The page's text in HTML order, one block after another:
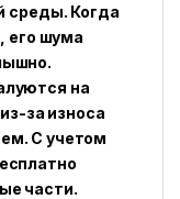
среды. Когда
его шума
на
за износа
С учетом
части.